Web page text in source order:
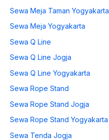
Sewa Meja Taman Yogyakarta
Sewa Meja Yogyakarta
Sewa Q Line
Sewa Q Line Jogja
Sewa Q Line Yogyakarta
Sewa Rope Stand
Sewa Rope Stand Jogja
Sewa Rope Stand Yogyakarta
Sewa Tenda Jogja